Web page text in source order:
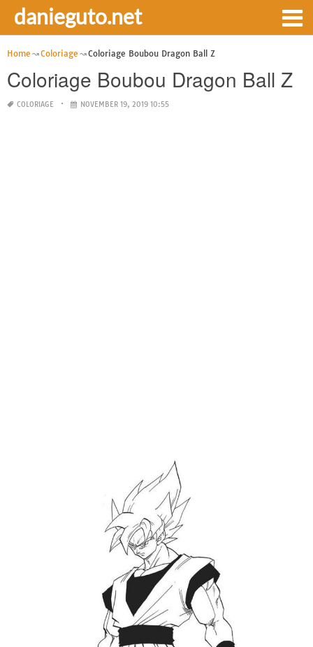
danieguto.net
Home Coloriage Coloriage Boubou Dragon Ball Z
Coloriage Boubou Dragon Ball Z
COLORIAGE NOVEMBER 19, 2019 10:55